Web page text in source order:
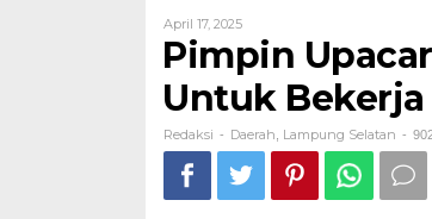
April 17, 2025Oleh
Redaksi
Pimpin
Untuk
Redaksi - Daerah Lampung Selatan -